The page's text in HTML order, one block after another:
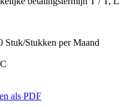
Stuk/Stukken per Maand
als PDF